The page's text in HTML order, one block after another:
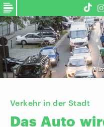
©
Verkehr in der Stadt
Das Auto